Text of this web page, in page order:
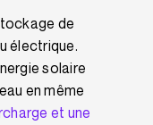
de
électrique.
solaire
en même
et une